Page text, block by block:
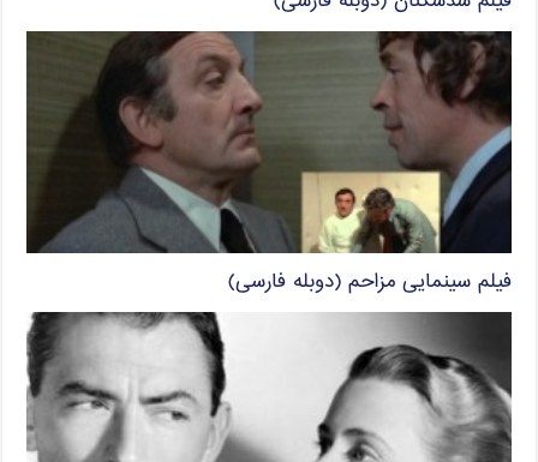
فیلم سینمایی مزاحم (دوبله فارسی)